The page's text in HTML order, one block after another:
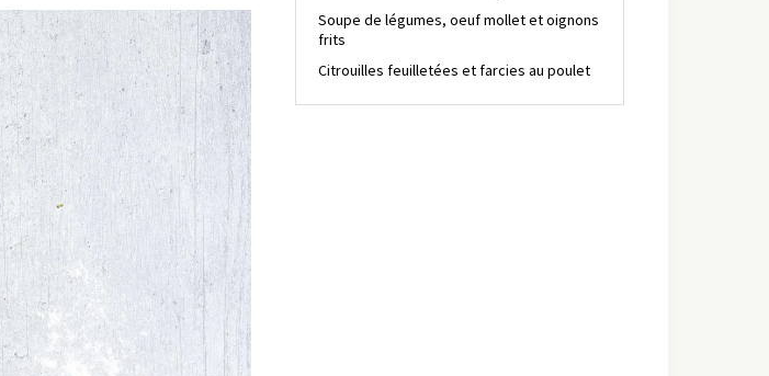
Soupe de légumes, oeuf mollet et oignons
frits
Citrouilles feuilletées et farcies au poulet